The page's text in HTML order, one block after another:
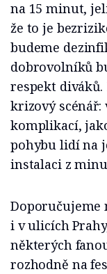
na 15 minut,
že to je
budeme
dobrovolníků
respekt
krizový
komplikací,
pohybu lidí na
instalaci z
Doporučujeme
i v ulicích
některých
rozhodně na